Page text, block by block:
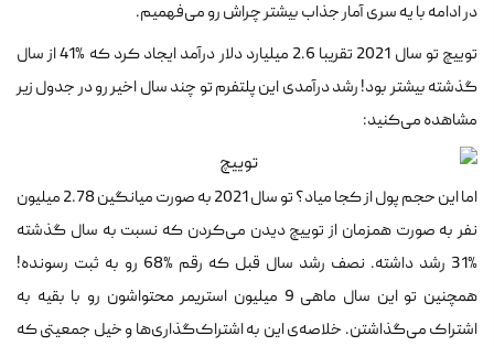
در ادامه با یه سری آمار جذاب بیشتر چراش رو می‌فهمیم.
توییچ تو سال 2021 تقریبا 2.6 میلیارد دلار درآمد ایجاد کرد که %41 از سال
گذشته بیشتر بود! رشد درآمدی این پلتفرم تو چند سال اخیر رو در جدول زیر
مشاهده می‌کنید:
اما این حجم پول از کجا میاد؟ تو سال 2021 به صورت میانگین 2.78 میلیون
نفر به صورت همزمان از توییچ دیدن می‌کردن که نسبت به سال گذشته
%31 رشد داشته. نصف رشد سال قبل که رقم %68 رو به ثبت رسونده!
همچنین تو این سال ماهی 9 میلیون استریمر محتواشون رو با بقیه به
اشتراک می‌گذاشتن. خلاصه‌ی این به اشتراک‌گذاری‌ها و خیل جمعیتی که